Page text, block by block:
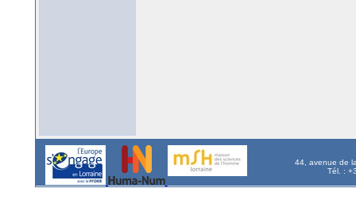
44, avenue de
Tél. :